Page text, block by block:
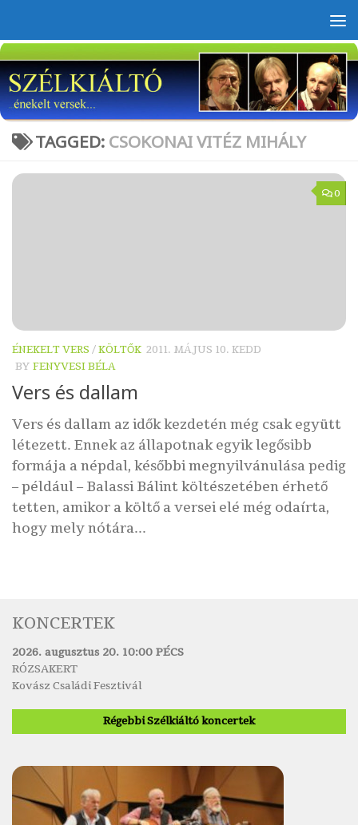
TAGGED: CSOKONAI VITÉZ MIHÁLY
0
ÉNEKELT VERS /KÖLTŐK 2011. MÁJUS 10. KEDD
BY FENYVESI BÉLA
Vers és dallam
Vers és dallam az idők kezdetén még csak együtt
létezett. Ennek az állapotnak egyik legősibb
formája a népdal, későbbi megnyilvánulása pedig
– például – Balassi Bálint költészetében érhető
tetten, amikor a költő a versei elé még odaírta,
hogy mely nótára...
KONCERTEK
2026. augusztus 20. 10:00 PÉCS
RÓZSAKERT
Kovász Családi Fesztivál
Régebbi Szélkiáltó koncertek